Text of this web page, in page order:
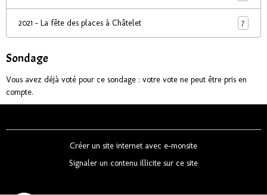
2021 - La fête des places à Châtelet 7
Sondage
Vous avez déjà voté pour ce sondage : votre vote ne peut être pris en
compte.
Créer un site internet avec e-monsite
Signaler un contenu illicite sur ce site